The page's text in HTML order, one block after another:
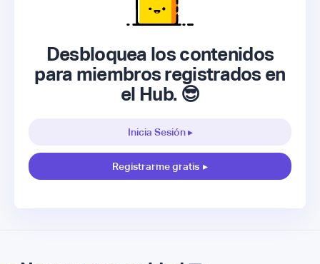
Desbloquea los contenidos
para miembros registrados en
el Hub. 😎
Inicia Sesión ▸
Registrarme gratis ▸